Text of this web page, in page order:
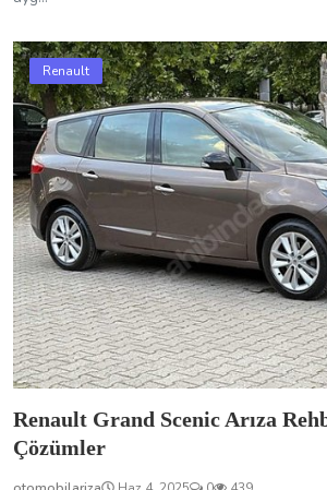
Renault Grand Scenic Arıza
Çözümler
otomobilariza 439
Renault Grand Scenic sahiplerinin sık
klima ve elektronik sistem sorunlarına dair